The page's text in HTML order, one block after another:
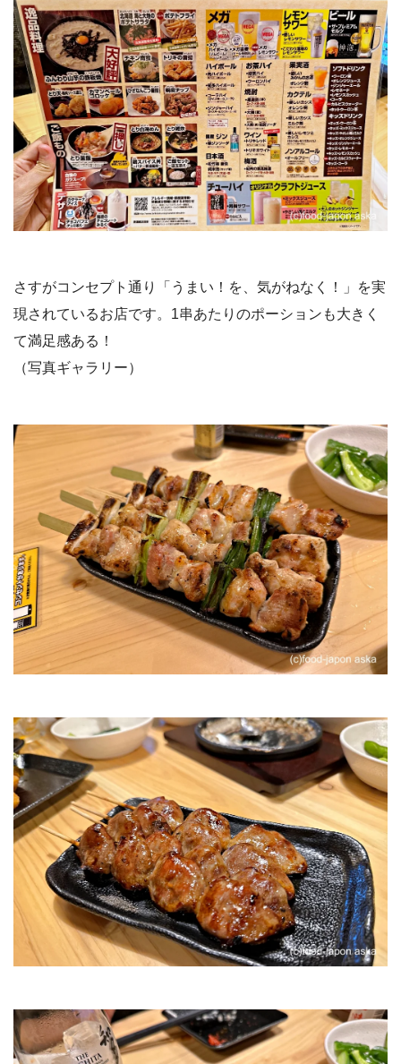
さすがコンセプト通り「うまい！を、気がねなく！」を実
現されているお店です。1串あたりのポーションも大きく
て満足感ある！
（写真ギャラリー）